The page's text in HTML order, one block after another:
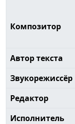
Композитор
Автор текста
Звукорежиссёр
Редактор
Исполнитель